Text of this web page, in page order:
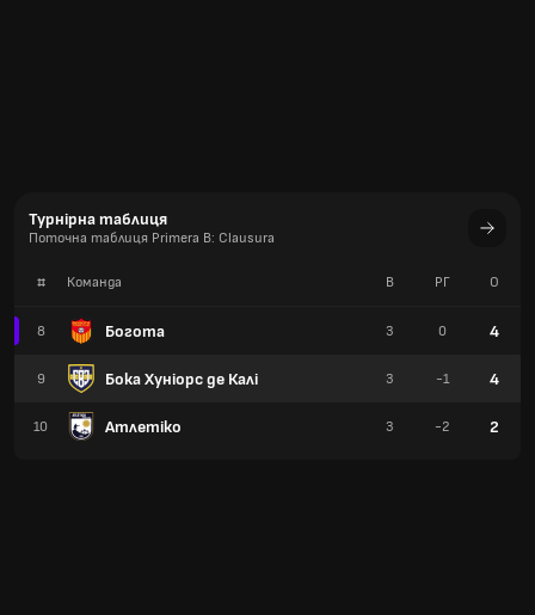
Турнірна таблиця
Поточна таблиця Primera B: Clausura
# Команда
8 Богота
9 Бока Хуніорс де Калі
10 Атлетіко
В РГ О
3 0 4
3 -1 4
3 -2 2